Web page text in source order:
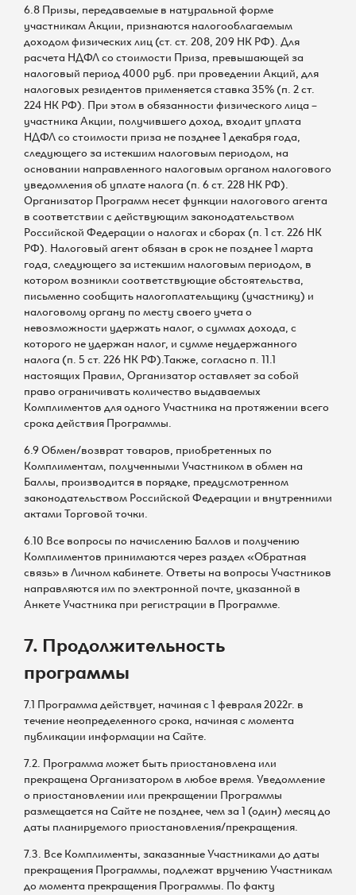
6.8 Призы, передаваемые в натуральной форме
участникам Акции, признаются налогооблагаемым
доходом физических лиц (ст. ст. 208, 209 НК РФ). Для
расчета НДФЛ со стоимости Приза, превышающей за
налоговый период 4000 руб. при проведении Акций, для
налоговых резидентов применяется ставка 35% (п. 2 ст.
224 НК РФ). При этом в обязанности физического лица –
участника Акции, получившего доход, входит уплата
НДФЛ со стоимости приза не позднее 1 декабря года,
следующего за истекшим налоговым периодом, на
основании направленного налоговым органом налогового
уведомления об уплате налога (п. 6 ст. 228 НК РФ).
Организатор Программ несет функции налогового агента
в соответствии с действующим законодательством
Российской Федерации о налогах и сборах (п. 1 ст. 226 НК
РФ). Налоговый агент обязан в срок не позднее 1 марта
года, следующего за истекшим налоговым периодом, в
котором возникли соответствующие обстоятельства,
письменно сообщить налогоплательщику (участнику) и
налоговому органу по месту своего учета о
невозможности удержать налог, о суммах дохода, с
которого не удержан налог, и сумме неудержанного
налога (п. 5 ст. 226 НК РФ).Также, согласно п. 11.1
настоящих Правил, Организатор оставляет за собой
право ограничивать количество выдаваемых
Комплиментов для одного Участника на протяжении всего
срока действия Программы.
6.9 Обмен/возврат товаров, приобретенных по
Комплиментам, полученными Участником в обмен на
Баллы, производится в порядке, предусмотренном
законодательством Российской Федерации и внутренними
актами Торговой точки.
6.10 Все вопросы по начислению Баллов и получению
Комплиментов принимаются через раздел «Обратная
связь» в Личном кабинете. Ответы на вопросы Участников
направляются им по электронной почте, указанной в
Анкете Участника при регистрации в Программе.
7. Продолжительность
программы
7.1 Программа действует, начиная с 1 февраля 2022г. в
течение неопределенного срока, начиная с момента
публикации информации на Сайте.
7.2. Программа может быть приостановлена или
прекращена Организатором в любое время. Уведомление
о приостановлении или прекращении Программы
размещается на Сайте не позднее, чем за 1 (один) месяц до
даты планируемого приостановления/прекращения.
7.3. Все Комплименты, заказанные Участниками до даты
прекращения Программы, подлежат вручению Участникам
до момента прекращения Программы. По факту